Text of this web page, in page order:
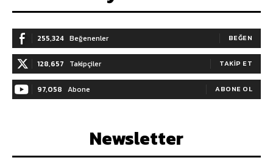
255,324 Beğenenler BEĞEN
128,657 Takipçiler TAKIP ET
97,058 Abone ABONE OL
Newsletter